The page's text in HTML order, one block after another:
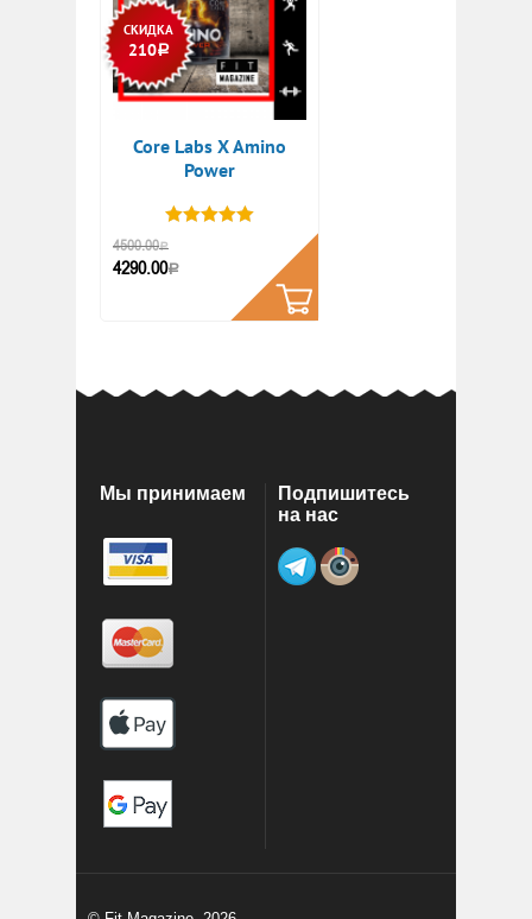
СКИДКА
210Р
Core Labs X Amino
Power
4500.00Р
4290.00Р
КУПИТЬ
Мы принимаем
Подпишитесь
на нас